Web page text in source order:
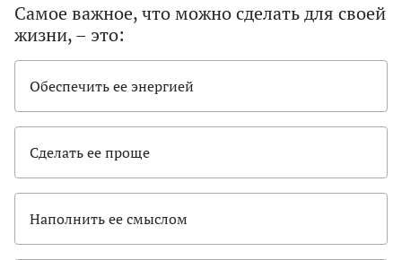
Самое важное, что можно сделать для своей
жизни, – это:
Обеспечить ее энергией
Сделать ее проще
Наполнить ее смыслом